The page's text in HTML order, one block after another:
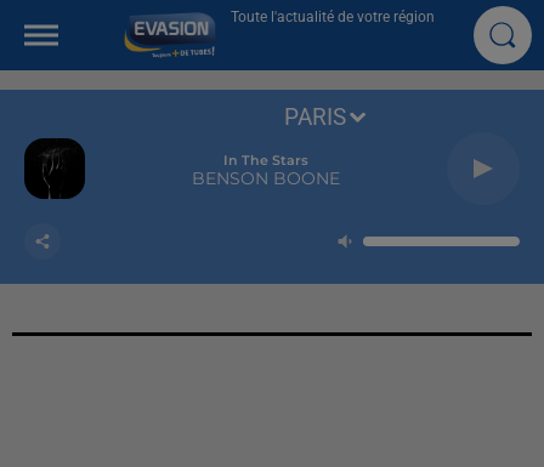
Toute l'actualité de votre région
In The Stars
BENSON BOONE
PARIS